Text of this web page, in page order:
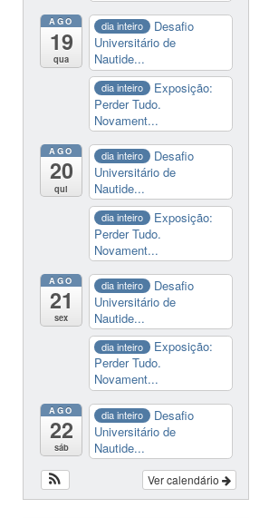
AGO
19
qua
dia inteiro
Desafio
Universitário de
Nautide...
dia inteiro
Exposição:
Perder Tudo.
Novament...
AGO
20
qui
dia inteiro
Desafio
Universitário de
Nautide...
dia inteiro
Exposição:
Perder Tudo.
Novament...
AGO
21
sex
dia inteiro
Desafio
Universitário de
Nautide...
dia inteiro
Exposição:
Perder Tudo.
Novament...
AGO
22
sáb
dia inteiro
Desafio
Universitário de
Nautide...
Ver calendário